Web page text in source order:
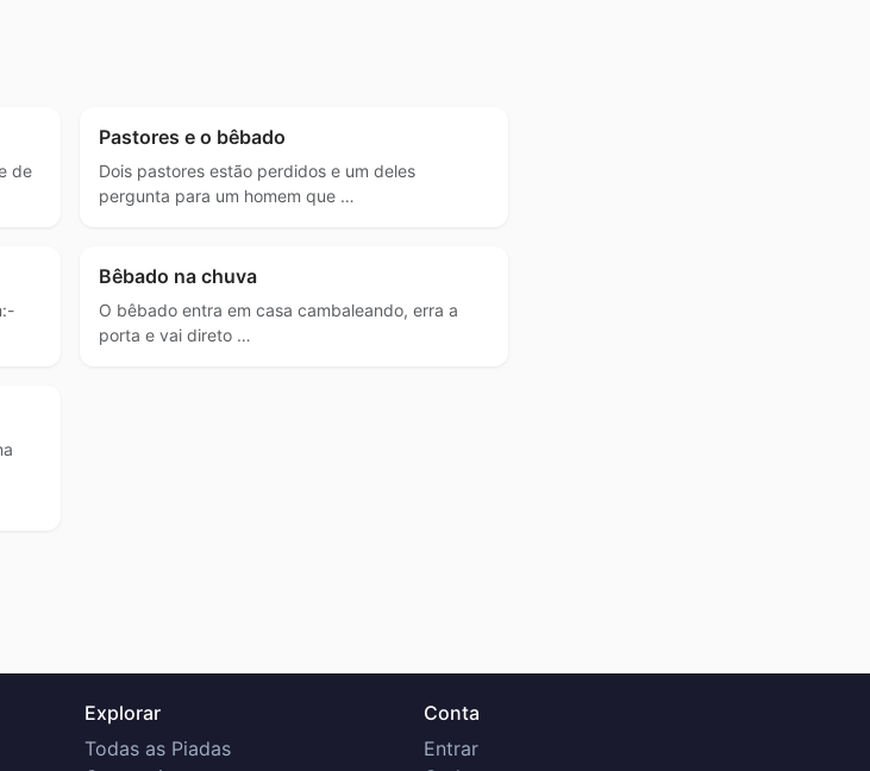
de
Pastores e o bêbado
Dois pastores estão perdidos e um deles
pergunta para um homem que …
Bêbado na chuva
O bêbado entra em casa cambaleando, erra a
porta e vai direto …
Explorar
Todas as Piadas
Conta
Entrar